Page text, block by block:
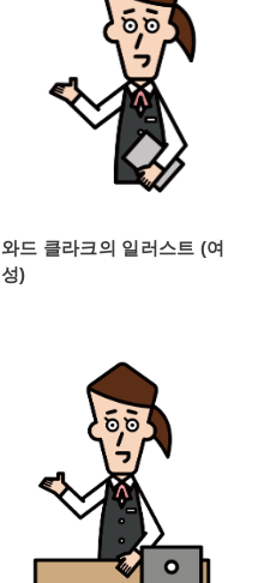
와드 클라크의 일러스트 (여
성)